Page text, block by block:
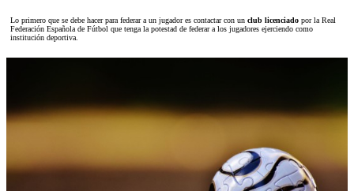
Lo primero que se debe hacer para federar a un jugador es contactar con un club licenciado por la Real
Federación Española de Fútbol que tenga la potestad de federar a los jugadores ejerciendo como
institución deportiva.